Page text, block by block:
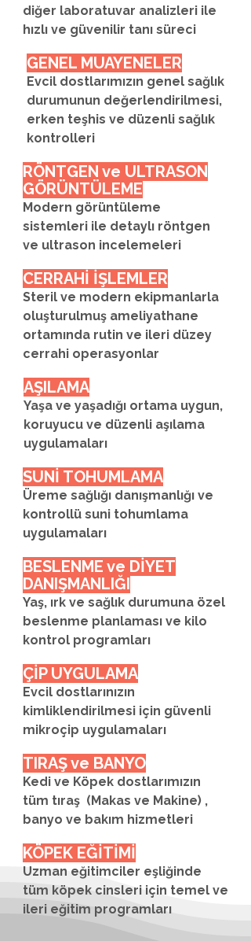
diğer laboratuvar analizleri ile
hızlı ve güvenilir tanı süreci
GENEL MUAYENELER
Evcil dostlarımızın genel sağlık
durumunun değerlendirilmesi,
erken teşhis ve düzenli sağlık
kontrolleri
RÖNTGEN ve ULTRASON
GÖRÜNTÜLEME
Modern görüntüleme
sistemleri ile detaylı röntgen
ve ultrason incelemeleri
CERRAHİ İŞLEMLER
Steril ve modern ekipmanlarla
oluşturulmuş ameliyathane
ortamında rutin ve ileri düzey
cerrahi operasyonlar
AŞILAMA
Yaşa ve yaşadığı ortama uygun,
koruyucu ve düzenli aşılama
uygulamaları
SUNİ TOHUMLAMA
Üreme sağlığı danışmanlığı ve
kontrollü suni tohumlama
uygulamaları
BESLENME ve DİYET
DANIŞMANLIĞI
Yaş, ırk ve sağlık durumuna özel
beslenme planlaması ve kilo
kontrol programları
ÇİP UYGULAMA
Evcil dostlarınızın
kimliklendirilmesi için güvenli
mikroçip uygulamaları
TIRAŞ ve BANYO
Kedi ve Köpek dostlarımızın
tüm tıraş (Makas ve Makine) ,
banyo ve bakım hizmetleri
KÖPEK EĞİTİMİ
Uzman eğitimciler eşliğinde
tüm köpek cinsleri için temel ve
ileri eğitim programları